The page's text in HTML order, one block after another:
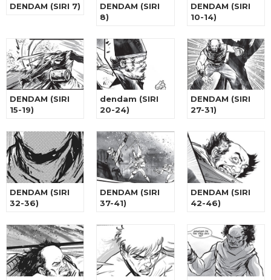
DENDAM (SIRI 7)
DENDAM (SIRI
8)
DENDAM (SIRI
10-14)
DENDAM (SIRI
15-19)
dendam (SIRI
20-24)
DENDAM (SIRI
27-31)
DENDAM (SIRI
32-36)
DENDAM (SIRI
37-41)
DENDAM (SIRI
42-46)